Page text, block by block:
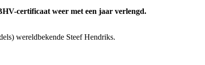
certificaat weer met een jaar verlengd.
wereldbekende Steef Hendriks.